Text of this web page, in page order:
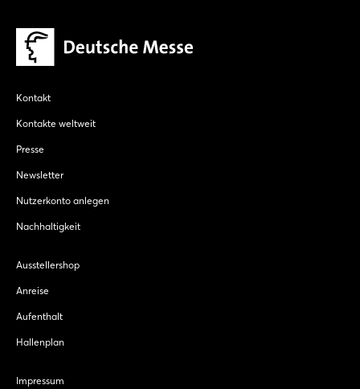
Kontakt
Kontakte weltweit
Presse
Newsletter
Nutzerkonto anlegen
Nachhaltigkeit
Ausstellershop
Anreise
Aufenthalt
Hallenplan
Impressum